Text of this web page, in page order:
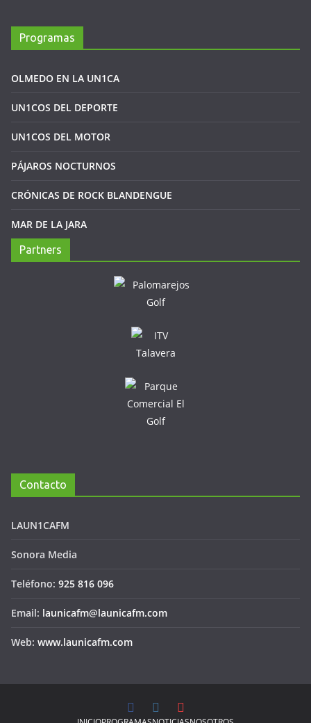
Programas
OLMEDO EN LA UN1CA
UN1COS DEL DEPORTE
UN1COS DEL MOTOR
PÁJAROS NOCTURNOS
CRÓNICAS DE ROCK BLANDENGUE
MAR DE LA JARA
Partners
Contacto
LAUN1CAFM
Sonora Media
Teléfono: 925 816 096
Email: launicafm@launicafm.com
Web: www.launicafm.com